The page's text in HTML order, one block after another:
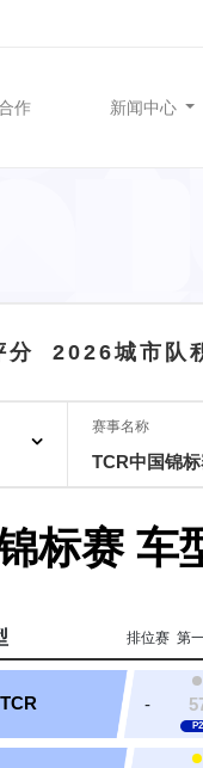
作 新闻中心
分 2026城市队
赛事名称
TCR中国锦
标赛 车
排位赛 第
-